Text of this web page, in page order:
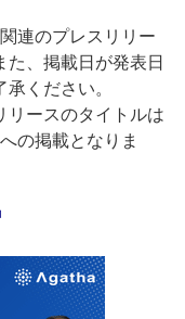
連のプレスリリー
た、掲載日が発表日
ください。
リースのタイトルは
の掲載となりま